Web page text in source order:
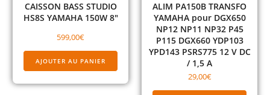
CAISSON BASS STUDIO
HS8S YAMAHA 150W 8″
599,00€
AJOUTER AU PANIER
ALIM PA150B TRANSFO
YAMAHA pour DGX650
NP12 NP11 NP32 P45
P115 DGX660 YDP103
YPD143 PSRS775 12 V DC
/ 1,5 A
29,00€